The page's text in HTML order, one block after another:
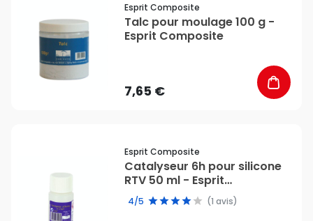
Esprit Composite
Talc pour moulage 100 g -
Esprit Composite
7,65 €
Esprit Composite
Catalyseur 6h pour silicone
RTV 50 ml - Esprit
Composite
4/5 (1 avis)